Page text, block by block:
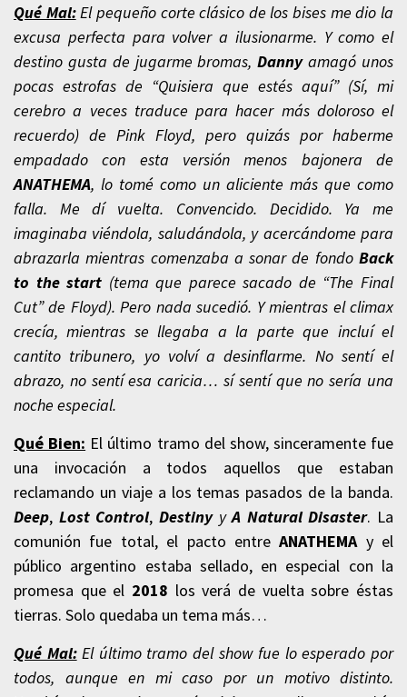
Qué Mal: El pequeño corte clásico de los bises me dio la
excusa perfecta para volver a ilusionarme. Y como el
destino gusta de jugarme bromas,Dannyamagó unos
pocas estrofas de “Quisiera que estés aquí” (Sí, mi
cerebro a veces traduce para hacer más doloroso el
recuerdo) de Pink Floyd, pero quizás por haberme
empadado con esta versión menos bajonera de
ANATHEMA, lo tomé como un aliciente más que como
falla. Me dí vuelta. Convencido. Decidido. Ya me
imaginaba viéndola, saludándola, y acercándome para
abrazarla mientras comenzaba a sonar de fondo Back
to the start (tema que parece sacado de “The Final
Cut” de Floyd). Pero nada sucedió. Y mientras el climax
crecía, mientras se llegaba a la parte que incluí el
cantito tribunero, yo volví a desinflarme. No sentí el
abrazo, no sentí esa caricia… sí sentí que no sería una
noche especial.
Qué Bien: El último tramo del show, sinceramente fue
una invocación a todos aquellos que estaban
reclamando un viaje a los temas pasados de la banda.
Deep, Lost Control, Destiny y A Natural Disaster. La
comunión fue total, el pacto entreANATHEMAy el
público argentino estaba sellado, en especial con la
promesa que el 2018 los verá de vuelta sobre éstas
tierras. Solo quedaba un tema más…
Qué Mal: El último tramo del show fue lo esperado por
todos, aunque en mi caso por un motivo distinto.